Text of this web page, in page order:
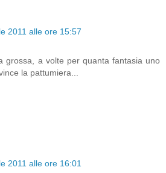
2011 alle ore 15:57
grossa, a volte per quanta fantasia uno
la pattumiera...
2011 alle ore 16:01